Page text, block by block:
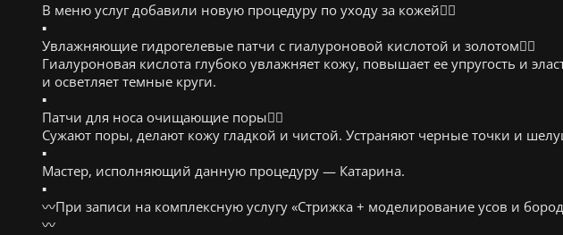
В меню услуг добавили новую процедуру по уходу за кожей👌🏽
▪️
Увлажняющие гидрогелевые патчи с гиалуроновой кислотой и золотом👌🏽
Гиалуроновая кислота глубоко увлажняет кожу, повышает ее упругость и
и осветляет темные круги.
▪️
Патчи для носа очищающие поры👍🏽
Сужают поры, делают кожу гладкой и чистой. Устраняют черные точки и
▪️
Мастер, исполняющий данную процедуру — Катарина.
▪️
〰️При записи на комплексную услугу «Стрижка + моделирование усов и
〰️